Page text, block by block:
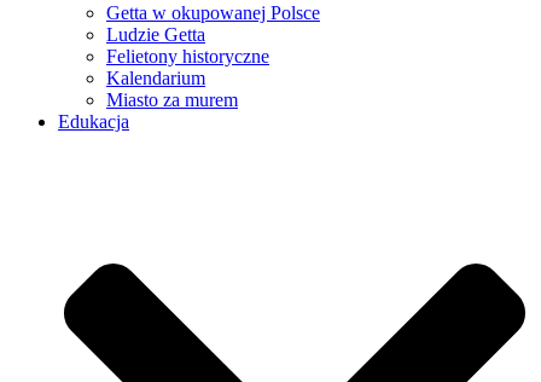
Getta w okupowanej Polsce
Ludzie Getta
Felietony historyczne
Kalendarium
Miasto za murem
Edukacja